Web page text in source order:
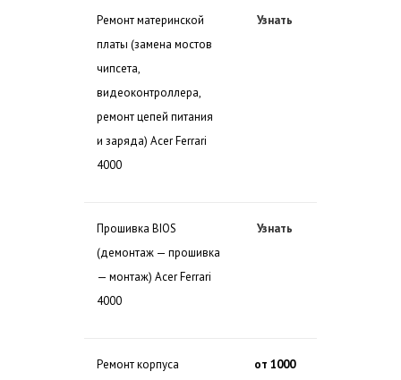
Ремонт материнской
платы (замена мостов
чипсета,
видеоконтроллера,
ремонт цепей питания
и заряда) Acer Ferrari
4000
Узнать
Прошивка BIOS
(демонтаж — прошивка
— монтаж) Acer Ferrari
4000
Узнать
Ремонт корпуса
от 1000